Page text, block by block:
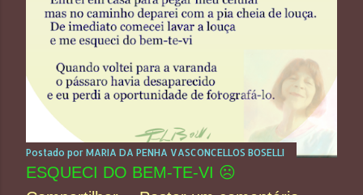
Postado por MARIA DA PENHA VASCONCELLOS BOSELLI
ESQUECI DO BEM-TE-VI ☹️